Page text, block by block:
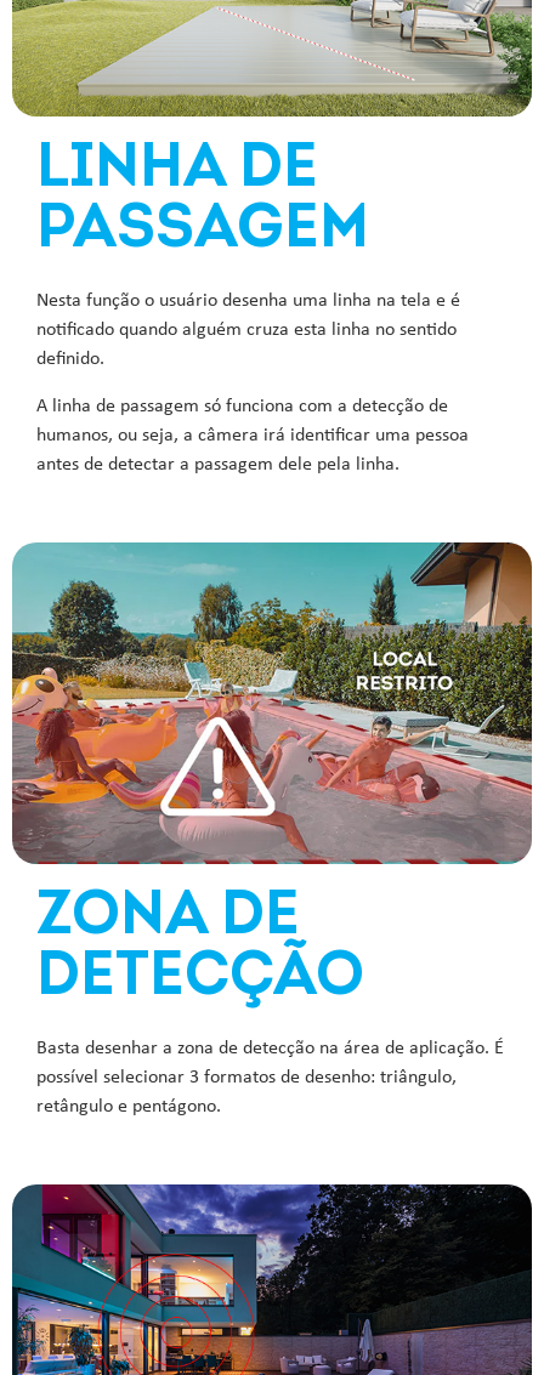
LINHA DE
PASSAGEM
Nesta função o usuário desenha uma linha na tela e é
notificado quando alguém cruza esta linha no sentido
definido.
A linha de passagem só funciona com a detecção de
humanos, ou seja, a câmera irá identificar uma pessoa
antes de detectar a passagem dele pela linha.
ZONA DE
DETECÇÃO
Basta desenhar a zona de detecção na área de aplicação. É
possível selecionar 3 formatos de desenho: triângulo,
retângulo e pentágono.